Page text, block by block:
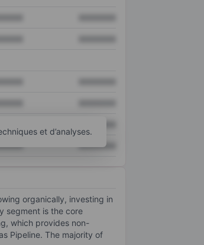
XXXXXXX
et d’analyses.
organically, investing in
segment is the core
which provides non-
Pipeline. The majority of